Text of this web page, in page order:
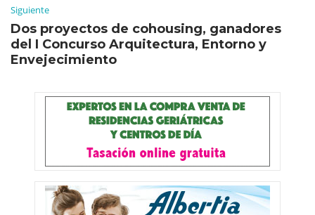
Siguiente
Dos proyectos de cohousing, ganadores
del I Concurso Arquitectura, Entorno y
Envejecimiento